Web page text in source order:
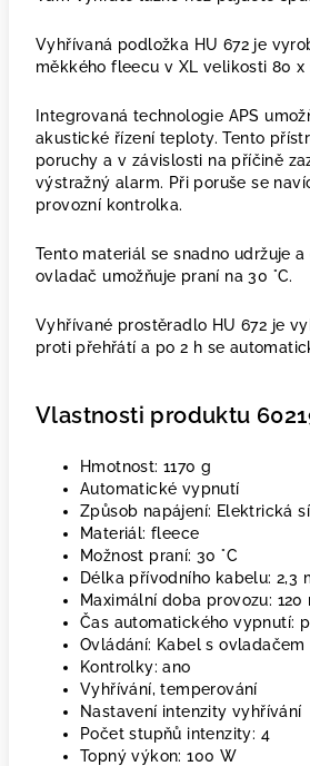
Vyhřívaná podložka HU 672 je
měkkého fleecu v XL velikosti 80 x
Integrovaná technologie APS
akustické řízení teploty. Tento
poruchy a v závislosti na příčině
výstražný alarm. Při poruše se
provozní kontrolka.
Tento materiál se snadno udržuje
ovladač umožňuje praní na 30 °C.
Vyhřívané prostěradlo HU 672 je
proti přehřátí a po 2 h se
Vlastnosti produktu
Hmotnost: 1170 g
Automatické vypnutí
Způsob napájení: Elektrická
Materiál: fleece
Možnost praní: 30 °C
Délka přívodního kabelu: 2,3
Maximální doba provozu: 120
Čas automatického vypnutí:
Ovládání: Kabel s ovladačem
Kontrolky: ano
Vyhřívání, temperování
Nastavení intenzity vyhřívání
Počet stupňů intenzity: 4
Topný výkon: 100 W